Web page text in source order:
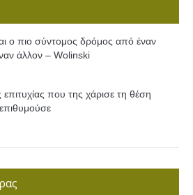
ο πιο σύντομος δρόμος από έναν
άλλον – Wolinski
επιτυχίας που της χάρισε τη θέση